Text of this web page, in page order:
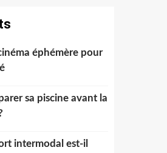
éphémère pour
sa piscine avant la
intermodal est-il